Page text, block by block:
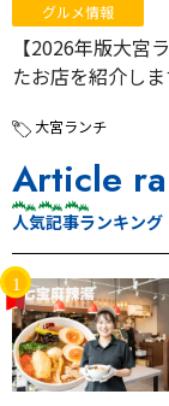
グルメ情報
【2026年版大宮
たお店を紹介し
大宮ランチ
Article
人気記事ランキング